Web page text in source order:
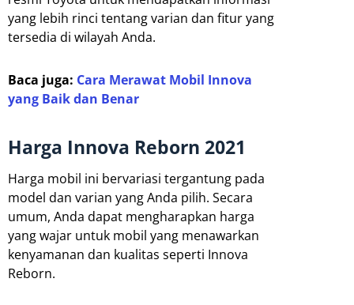
yang lebih rinci tentang varian dan fitur yang
tersedia di wilayah Anda.
Baca juga: Cara Merawat Mobil Innova
yang Baik dan Benar
Harga Innova Reborn 2021
Harga mobil ini bervariasi tergantung pada
model dan varian yang Anda pilih. Secara
umum, Anda dapat mengharapkan harga
yang wajar untuk mobil yang menawarkan
kenyamanan dan kualitas seperti Innova
Reborn.